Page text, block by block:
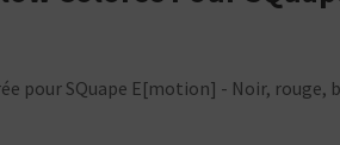
pour SQuape E[motion] - Noir, rouge,